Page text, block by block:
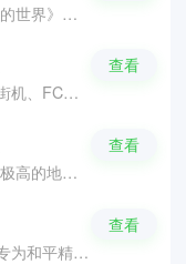
末影人盒子重制版是专为《我的世界》打造的游戏辅助软件，让你们体验丰富的沙盒探索乐趣。软件拥有丰富的模组、地图与3D皮肤编辑工具，支持自定义的生物与装备组件。软件还提供了悬浮窗一键开启辅助功能、智能脚本自动化操作、红石电路模拟与建筑蓝图导出等黑科技，大幅提升游戏与建造的效率。
街机123游戏盒是一款集经典街机、FC、GBA等多平台游戏于一体的复古游戏盒子。软件收录了拳皇、街头霸王、魂斗罗、三国战纪等海量经典游戏，所有的游戏资源均为免费即点即玩。软件全面优化了虚拟按键的多点触控，真实还原了街机摇杆的手感，让你们随时随地重温童年的游戏乐趣。
查看
易制地图手机版是一款自由度极高的地图绘制软件，你们可以随时创作出小说设定、游戏构筑、跑团以及架空世界的地图作品。软件拥有海量的地形工具、图块素材和多样化风格模板，还有详细的新手教程让零基础的朋友也可以通过简单的点击与拖拽快速上手。软件还设有活跃的社区，你们可以分享自己的创意作品，也可以游玩别人的地图。
查看
比例助手超广角120帧是一款专为和平精英打造的屏幕比例与画质修改软件，无需Root权限即可轻松操作。软件支持一键将游戏画面修改为16:9无黑边广角、平板视角等多种模式，扩大自己的视野范围，更容易捕捉敌方的动态。软件拥有优化技术与实时帧率监控，提升运行的流畅度与射击精准度，即便是低端设备也能稳定高帧运行。
查看